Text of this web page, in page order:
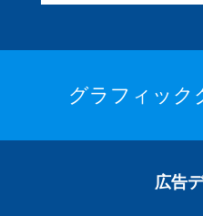
グラフィック
広告